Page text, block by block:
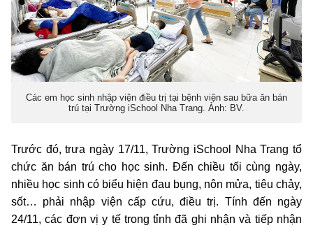
Các em học sinh nhập viện điều trị tại bệnh viện sau bữa ăn bán
trú tại Trường iSchool Nha Trang. Ảnh: BV.
Trước đó, trưa ngày 17/11, Trường iSchool Nha Trang tổ
chức ăn bán trú cho học sinh. Đến chiều tối cùng ngày,
nhiều học sinh có biểu hiện đau bụng, nôn mửa, tiêu chảy,
sốt… phải nhập viện cấp cứu, điều trị. Tính đến ngày
24/11, các đơn vị y tế trong tỉnh đã ghi nhận và tiếp nhận